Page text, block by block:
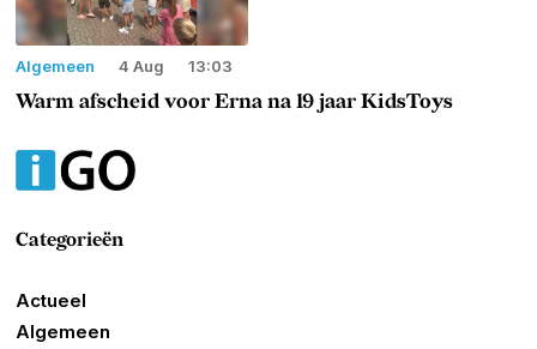
Algemeen 4 Aug 13:03
Warm afscheid voor Erna na 19 jaar KidsToys
Categorieën
Actueel
Algemeen